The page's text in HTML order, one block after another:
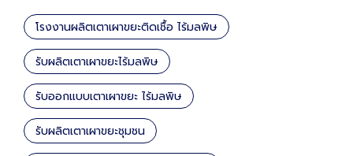
โรงงานผลิตเตาเผาขยะติดเชื้อ ไร้มลพิษ
รับผลิตเตาเผาขยะไร้มลพิษ
รับออกแบบเตาเผาขยะ ไร้มลพิษ
รับผลิตเตาเผาขยะชุมชน